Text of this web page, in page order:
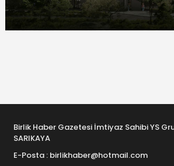
Birlik Haber Gazetesi İmtiyaz Sahibi YS
SARIKAYA
E-Posta : birlikhaber@hotmail.com